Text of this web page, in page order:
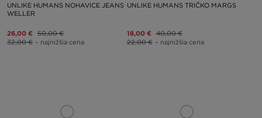
UNLIKE HUMANS NOHAVICE JEANS
WELLER
26,00 € 50,00 €
32,00 € – najnižšia cena
UNLIKE HUMANS TRIČKO MARGS
18,00 € 40,00 €
22,00 € – najnižšia cena